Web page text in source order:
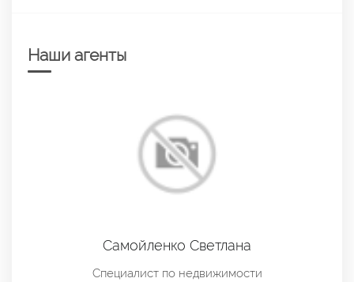
Наши агенты
Самойленко Светлана
Специалист по недвижимости